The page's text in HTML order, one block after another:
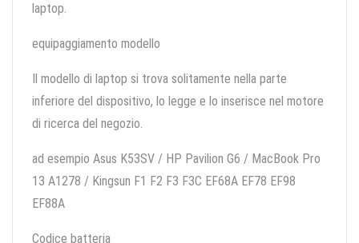
laptop.
equipaggiamento modello
Il modello di laptop si trova solitamente nella parte
inferiore del dispositivo, lo legge e lo inserisce nel motore
di ricerca del negozio.
ad esempio Asus K53SV / HP Pavilion G6 / MacBook Pro
13 A1278 / Kingsun F1 F2 F3 F3C EF68A EF78 EF98
EF88A
Codice batteria